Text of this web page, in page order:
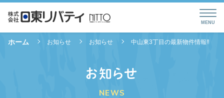
ホーム お知らせ お知らせ 中山東3丁目の最新物件情報‼︎
お知らせ
NEWS